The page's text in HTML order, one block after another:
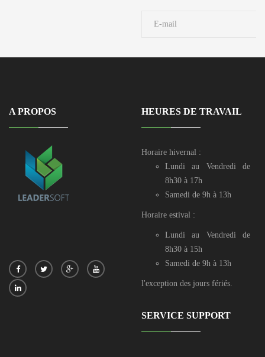
A PROPOS HEURES DE TRAVAIL
Horaire hivernal :
Lundi au Vendredi de
8h30 à 17h
Samedi de 9h à 13h
Horaire estival :
Lundi au Vendredi de
8h30 à 15h
Samedi de 9h à 13h
l'exception des jours fériés.
SERVICE SUPPORT